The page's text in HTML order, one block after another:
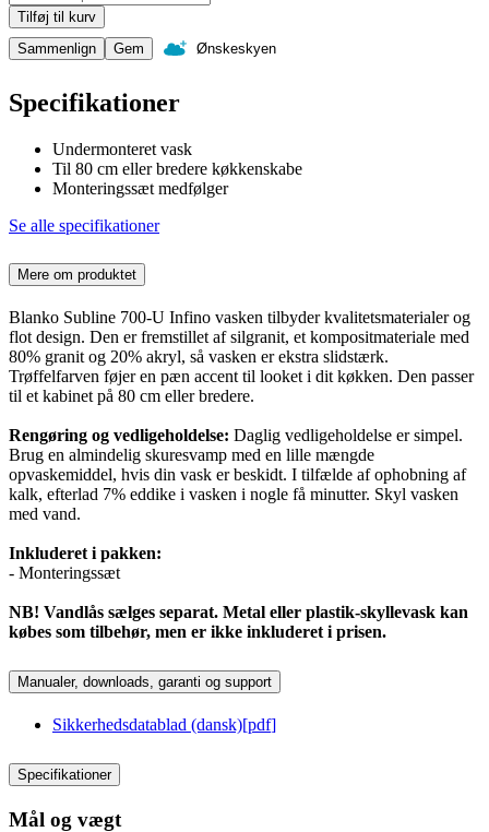
Tilføj til kurv
Sammenlign
Gem Ønskeskyen
Specifikationer
Undermonteret vask
Til 80 cm eller bredere køkkenskabe
Monteringssæt medfølger
Se alle specifikationer
Mere om produktet
Blanko Subline 700-U Infino vasken tilbyder kvalitetsmaterialer og
flot design. Den er fremstillet af silgranit, et kompositmateriale med
80% granit og 20% akryl, så vasken er ekstra slidstærk.
Trøffelfarven føjer en pæn accent til looket i dit køkken. Den passer
til et kabinet på 80 cm eller bredere.
Rengøring og vedligeholdelse: Daglig vedligeholdelse er simpel.
Brug en almindelig skuresvamp med en lille mængde
opvaskemiddel, hvis din vask er beskidt. I tilfælde af ophobning af
kalk, efterlad 7% eddike i vasken i nogle få minutter. Skyl vasken
med vand.
Inkluderet i pakken:
- Monteringssæt
NB! Vandlås sælges separat. Metal eller plastik-skyllevask kan
købes som tilbehør, men er ikke inkluderet i prisen.
Manualer, downloads, garanti og support
Sikkerhedsdatablad (dansk)[pdf]
Specifikationer
Mål og vægt